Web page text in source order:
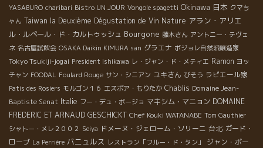
YASABURO charibari Bistro UN JOUR Vongole spagetti Okinawa 日本 クマち
ゃん Taiwan la Deuxième Dégustation de Vin Nature アラン・アリエ
ル・ルペール・ド・カルトゥッシュ Bourgone 藤木さん アントニー・テヴェ
ネ 名古屋試飲会 OSAKA Daikin KIMURA san グラエナ ボジョレ自然派醸造家
Tokyo Tsukiji-jogai President Ishikawa レ・ジャン・ド・メティエ Ramon ヨッ
チャン FOODAL Foulard Rouge サン・シニアン ユキさん びそう ラピエール家
Patis des Rosiers モルゴン１６ エスポア・もりたか Chablis Domaine Jean-
Baptiste Senat Italie フー・デュ・ボージョ マキシム・マニョン DOMAINE
FREDERIC ET ARNAUD GESCHICKT Chef Kouki WATANABE Tom Gauthier
シャトー・メレ２００２ Seiya ドメーヌ・ジェローム・ソリーニ 台北 ガード・
ローブ La Perrière バニュルス レストラン「フルー・ド・タン」
ジャン・ポー